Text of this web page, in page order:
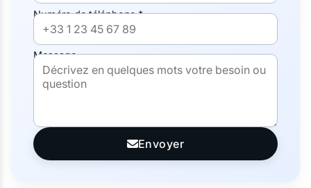
Numéro de téléphone *
Message
Envoyer